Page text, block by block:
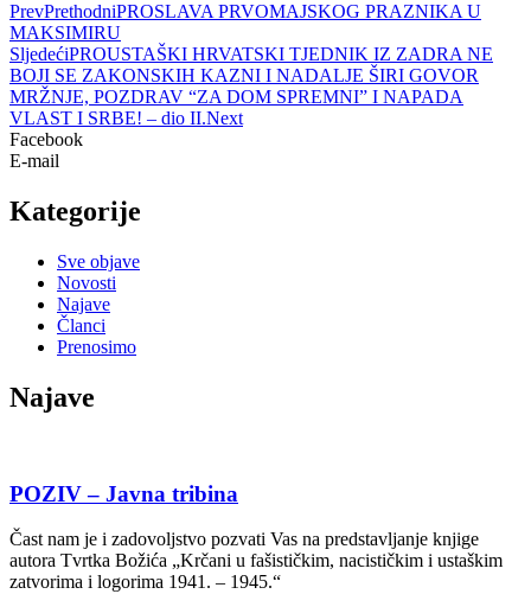
PrevPrethodniPROSLAVA PRVOMAJSKOG PRAZNIKA U
MAKSIMIRU
SljedećiPROUSTAŠKI HRVATSKI TJEDNIK IZ ZADRA NE
BOJI SE ZAKONSKIH KAZNI I NADALJE ŠIRI GOVOR
MRŽNJE, POZDRAV “ZA DOM SPREMNI” I NAPADA
VLAST I SRBE! – dio II.Next
Facebook
E-mail
Kategorije
Sve objave
Novosti
Najave
Članci
Prenosimo
Najave
POZIV – Javna tribina
Čast nam je i zadovoljstvo pozvati Vas na predstavljanje knjige
autora Tvrtka Božića „Krčani u fašističkim, nacističkim i ustaškim
zatvorima i logorima 1941. – 1945.“